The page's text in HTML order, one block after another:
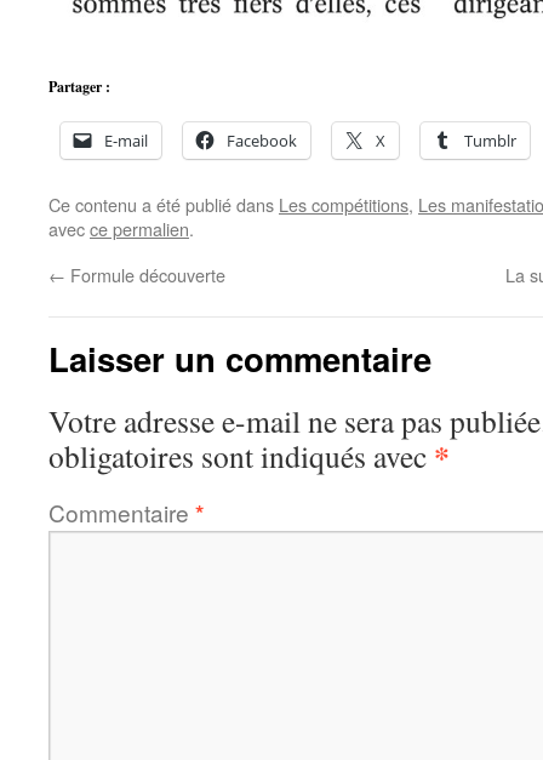
Partager :
E-mail Facebook X Tumblr
Ce contenu a été publié dans Les compétitions, Les
avecce permalien.
← Formule découverte La
Laisser un commentaire
Votre adresse e-mail ne sera pas
obligatoires sont indiqués avec *
Commentaire *